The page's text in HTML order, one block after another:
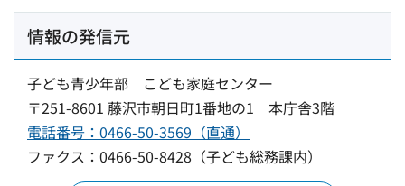
情報の発信元
子ども青少年部 こども家庭センター
〒251-8601 藤沢市朝日町1番地の1 本庁舎3階
電話番号：0466-50-3569（直通）
ファクス：0466-50-8428（子ども総務課内）